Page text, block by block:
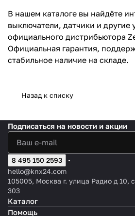
В нашем каталоге вы найдёте
выключатели, датчики и другие
официального дистрибьютора
Официальная гарантия,
стабильное наличие на складе.
Назад к списку
Подписаться на новости и акции
8 495 150 2593
hello@knx24.com
105005, Москва г. улица Радио д 10,
303
Каталог
Помощь